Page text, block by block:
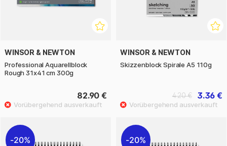
WINSOR & NEWTON
Professional Aquarellblock
Rough 31x41 cm 300g
82.90 €
WINSOR & NEWTON
Skizzenblock Spirale A5 110g
3.36 €
4.20 €
20% 20%